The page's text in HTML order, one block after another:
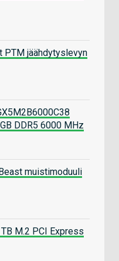
PTM jäähdytyslevyn
DDR5 6000 MHz
muistimoduuli
M.2 PCI Express